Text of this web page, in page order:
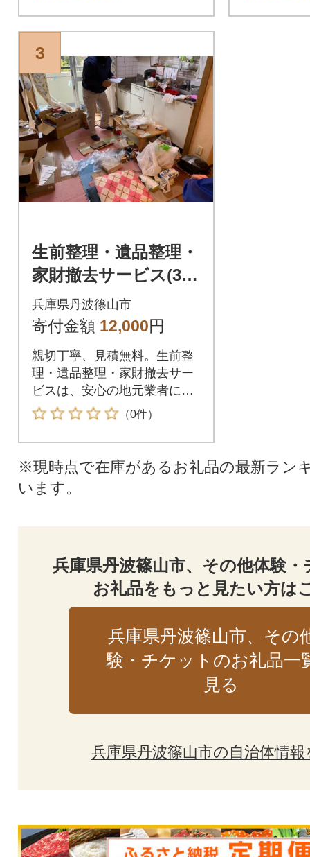
3
生前整理・遺品整理・
家財撤去サービス(300
0円分割引クーポン)
兵庫県丹波篠山市
寄付金額 12,000円
親切丁寧、見積無料。生前整
理・遺品整理・家財撤去サー
ビスは、安心の地元業者に任
せて下さい。
（0件）
※現時点で在庫があるお礼品の最新ラン
います。
兵庫県丹波篠山市、その他体験
お礼品をもっと見たい方は
兵庫県丹波篠山市、その
験・チケットのお礼品一
見る
兵庫県丹波篠山市の自治体情報